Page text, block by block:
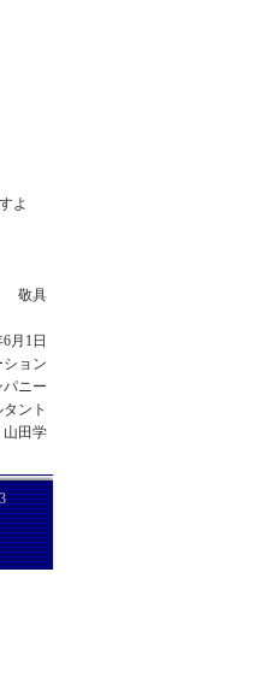
よ
敬具
月1日
ョン
ニー
ント
田学